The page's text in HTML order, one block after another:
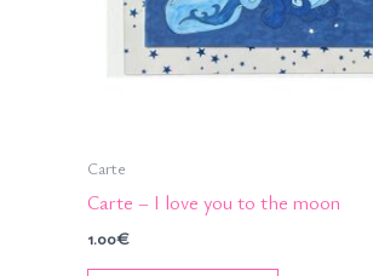
Carte
Carte – I love you to the moon
1.00€